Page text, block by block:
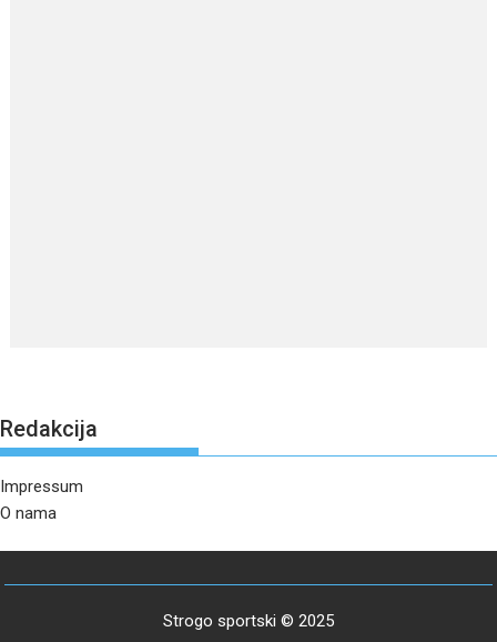
Redakcija
Impressum
O nama
Strogo sportski © 2025